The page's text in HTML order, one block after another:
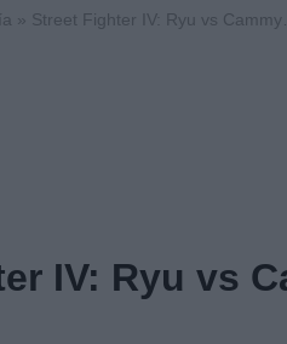
Impacto económico y humanitario en
» Street Fighter IV: Ryu vs
IV: Ryu vs